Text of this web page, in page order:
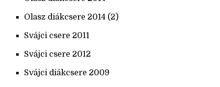
Olasz diákcsere 2014 (2)
Svájci csere 2011
Svájci csere 2012
Svájci diákcsere 2009